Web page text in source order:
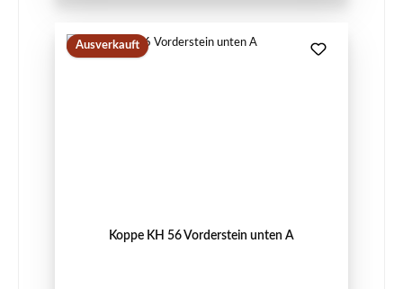
Ausverkauft
Koppe KH 56 Vorderstein unten A